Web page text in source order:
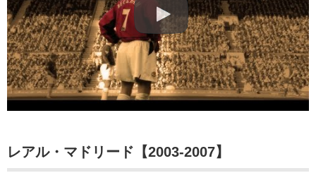
レアル・マドリード【2003-2007】